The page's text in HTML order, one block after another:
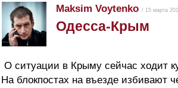
Maksim Voytenko / 15 марта
Одесса-Крым
О ситуации в Крыму сейчас ходит
На блокпостах на въезде избивают